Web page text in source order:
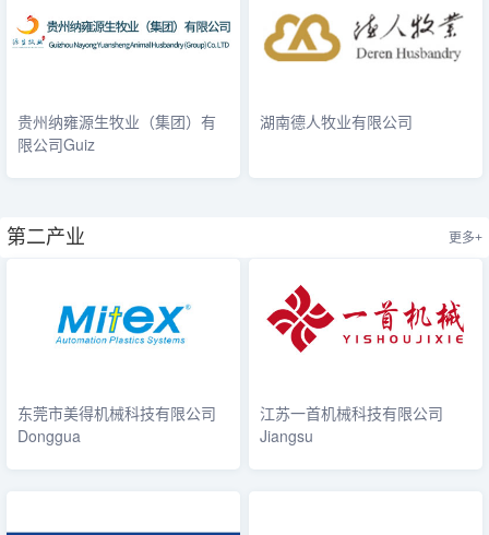
贵州纳雍源生牧业（集团）有
限公司Guiz
湖南德人牧业有限公司
第二产业 更多+
东莞市美得机械科技有限公司
Donggua
江苏一首机械科技有限公司
Jiangsu